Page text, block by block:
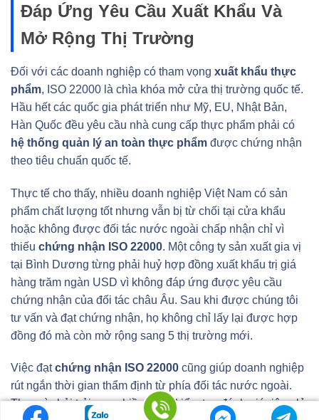
Đáp Ứng Yêu Cầu Xuất Khẩu Và
Mở Rộng Thị Trường
Đối với các doanh nghiệp có tham vọng xuất khẩu thực
phẩm, ISO 22000 là chìa khóa mở cửa thị trường quốc tế.
Hầu hết các quốc gia phát triển như Mỹ, EU, Nhật Bản,
Hàn Quốc đều yêu cầu nhà cung cấp thực phẩm phải có
hệ thống quản lý an toàn thực phẩm được chứng nhận
theo tiêu chuẩn quốc tế.
Thực tế cho thấy, nhiều doanh nghiệp Việt Nam có sản
phẩm chất lượng tốt nhưng vẫn bị từ chối tại cửa khẩu
hoặc không được đối tác nước ngoài chấp nhận chỉ vì
thiếu chứng nhận ISO 22000. Một công ty sản xuất gia vị
tại Bình Dương từng phải huỷ hợp đồng xuất khẩu trị giá
hàng trăm ngàn USD vì không đáp ứng được yêu cầu
chứng nhận của đối tác châu Âu. Sau khi được chúng tôi
tư vấn và đạt chứng nhận, họ không chỉ lấy lại được hợp
đồng đó mà còn mở rộng sang 5 thị trường mới.
Việc đạtchứng nhận ISO 22000 cũng giúp doanh nghiệp
rút ngắn thời gian thẩm định từ phía đối tác nước ngoài.
Thay vì phải trải qua nhiều vòng kiểm tra, đánh giá riêng lẻ,